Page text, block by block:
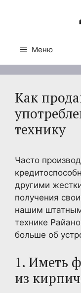
Меню
Как
технику
Часто
другими
получения
нашим
технике
больше об
1. Иметь
из